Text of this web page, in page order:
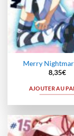
Merry
8,35€
AJOUTER AU